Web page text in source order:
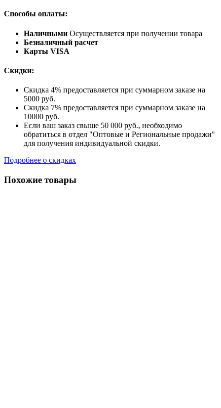
Способы оплаты:
Наличными Осуществляется при получении товара
Безналичный расчет
Карты VISA
Скидки:
Скидка 4% предоставляется при суммарном заказе на
5000 руб.
Скидка 7% предоставляется при суммарном заказе на
10000 руб.
Если ваш заказ свыше 50 000 руб., необходимо
обратиться в отдел "Оптовые и Региональные продажи"
для получения индивидуальной скидки.
Подробнее о скидках
Похожие товары